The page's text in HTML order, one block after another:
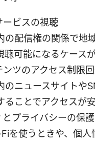
ービスの視聴
の配信権の関係で地
聴可能になるケースが
ンツのアクセス制限
のニュースサイトや
ることでアクセスが安
とプライバシーの保護
を使うときや、個人